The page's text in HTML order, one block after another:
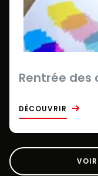
Rentrée des
DÉCOUVRIR